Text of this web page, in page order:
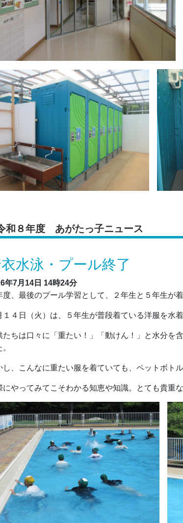
和８年度 あがたっ子ニュース
水泳・プール終了
年7月14日 14時24分
度、最後のプール学習として、２年生と５年生が
１４日（火）は、５年生が普段着ている洋服を水
たちは口々に「重たい！」「動けん！」と水分を
し、こんなに重たい服を着ていても、ペットボト
にやってみてこそわかる知恵や知識。とても貴重